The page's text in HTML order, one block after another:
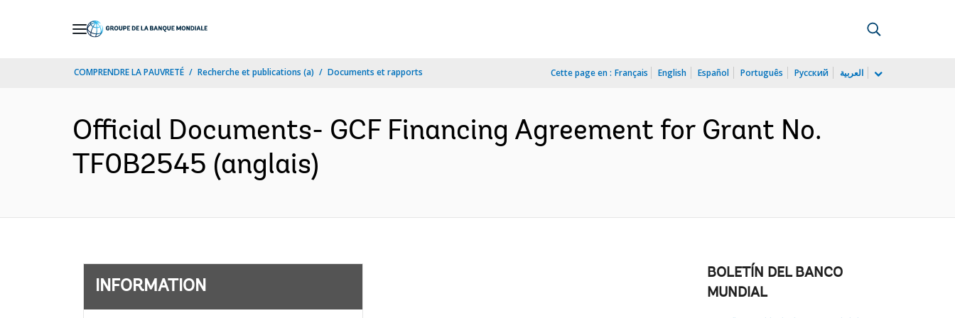
COMPRENDRE LA PAUVRETÉ Recherche et publications (a) Documents et rapports Cette page en : Français English Español Português Русский العربية
Official Documents- GCF Financing Agreement for Grant No.
TF0B2545 (anglais)
INFORMATION
BOLETÍN DEL BANCO
MUNDIAL